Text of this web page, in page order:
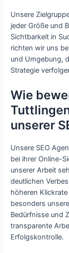
Unsere
jeder Größe und
Sichtbarkeit in
richten wir uns
und Umgebung,
Strategie
Wie
unserer
Unsere SEO
bei ihrer Online-
unserer Arbeit
deutlichen
höheren
besonders
Bedürfnisse und
transparente
Erfolgskontrolle.